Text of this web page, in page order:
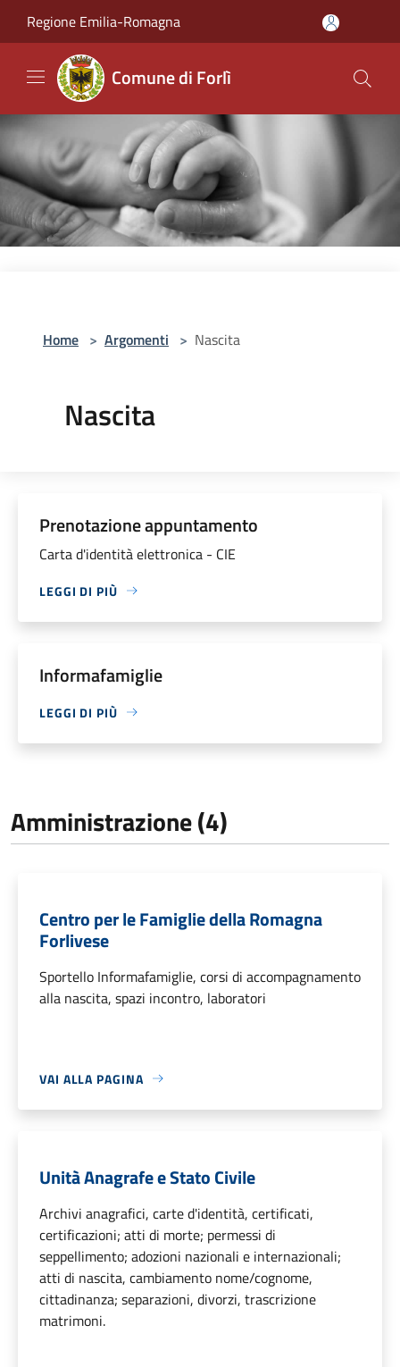
Regione Emilia-Romagna
Comune di Forlì
Home > Argomenti > Nascita
Nascita
Prenotazione appuntamento
Carta d'identità elettronica - CIE
LEGGI DI PIÙ
Informafamiglie
LEGGI DI PIÙ
Amministrazione (4)
Centro per le Famiglie della Romagna
Forlivese
Sportello Informafamiglie, corsi di accompagnamento
alla nascita, spazi incontro, laboratori
VAI ALLA PAGINA
Unità Anagrafe e Stato Civile
Archivi anagrafici, carte d'identità, certificati,
certificazioni; atti di morte; permessi di
seppellimento; adozioni nazionali e internazionali;
atti di nascita, cambiamento nome/cognome,
cittadinanza; separazioni, divorzi, trascrizione
matrimoni.